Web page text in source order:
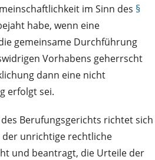
im Sinn des §
habe, wenn eine
gemeinsame Durchführung
Vorhabens geherrscht
dann eine nicht
erfolgt sei.
Berufungsgerichts richtet sich
der unrichtige rechtliche
und beantragt, die Urteile der